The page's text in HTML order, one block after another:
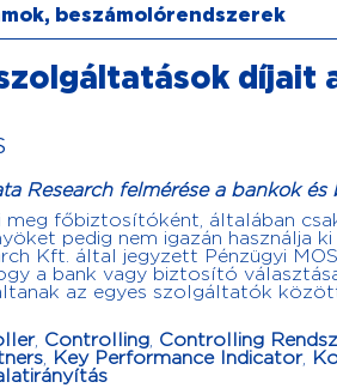
beszámolórendszerek
díjait
Research felmérése a bankok
főbiztosítóként, általában
pedig nem igazán használja
Kft. által jegyzett Pénzügyi
a bank vagy biztosító
az egyes szolgáltatók
, Controlling, Controlling
, Key Performance Indicator,